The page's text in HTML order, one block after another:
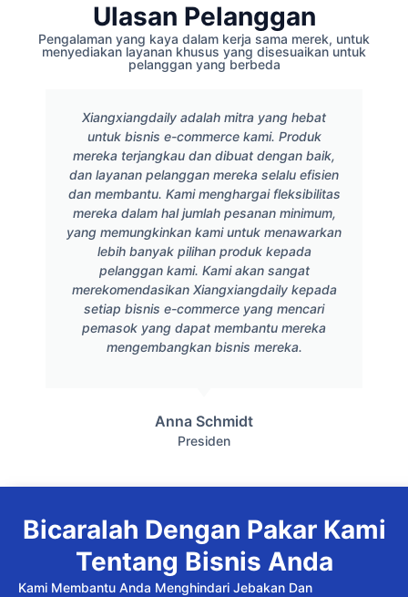
Ulasan Pelanggan
Pengalaman yang kaya dalam kerja sama merek, untuk
menyediakan layanan khusus yang disesuaikan untuk
pelanggan yang berbeda
Xiangxiangdaily adalah mitra yang hebat
untuk bisnis e-commerce kami. Produk
mereka terjangkau dan dibuat dengan baik,
dan layanan pelanggan mereka selalu efisien
dan membantu. Kami menghargai fleksibilitas
mereka dalam hal jumlah pesanan minimum,
yang memungkinkan kami untuk menawarkan
lebih banyak pilihan produk kepada
pelanggan kami. Kami akan sangat
merekomendasikan Xiangxiangdaily kepada
setiap bisnis e-commerce yang mencari
pemasok yang dapat membantu mereka
mengembangkan bisnis mereka.
Anna Schmidt
Presiden
Bicaralah Dengan Pakar Kami
Tentang Bisnis Anda
Kami Membantu Anda Menghindari Jebakan Dan